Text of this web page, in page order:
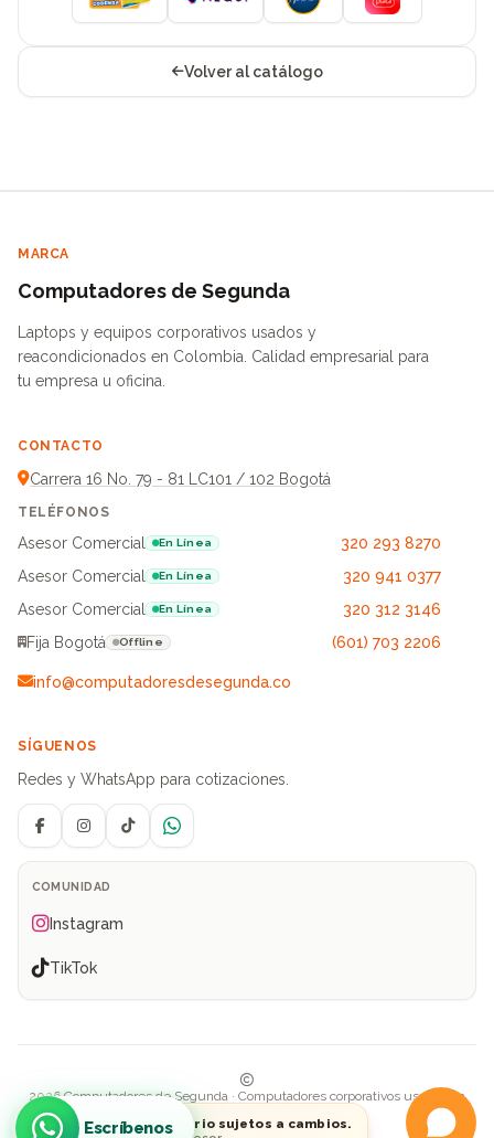
Volver al catálogo
MARCA
Computadores de Segunda
Laptops y equipos corporativos usados y
reacondicionados en Colombia. Calidad empresarial para
tu empresa u oficina.
CONTACTO
Carrera 16 No. 79 - 81 LC101 / 102 Bogotá
TELÉFONOS
Asesor Comercial En Línea
320 293 8270
Asesor Comercial
En Línea
320 941 0377
Asesor Comercial
En Línea
320 312 3146
Fija Bogotá
Offline (601) 703 2206
info@computadoresdesegunda.co
SÍGUENOS
Redes y WhatsApp para cotizaciones.
FacebookInstagramTikTokWhatsApp
COMUNIDAD
Instagram
TikTok
2026 Computadores de Segunda · Computadores corporativos usados en
Precios e inventario sujetos a cambios.
Escríbenos